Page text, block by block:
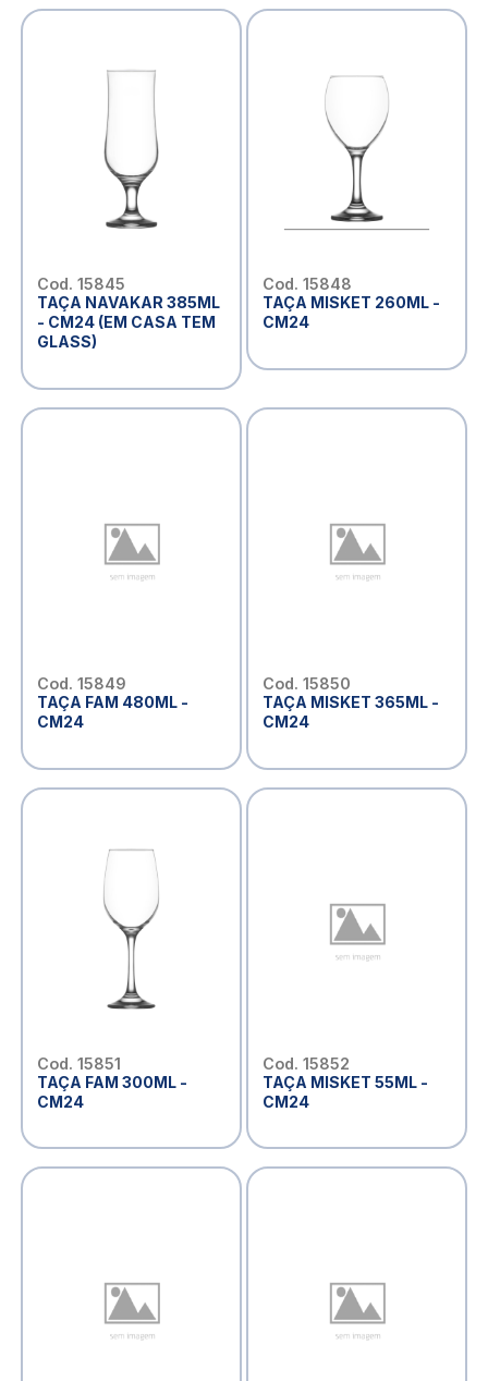
Cod. 15845
TAÇA NAVAKAR 385ML
- CM24 (EM CASA TEM
GLASS)
Cod. 15848
TAÇA MISKET 260ML -
CM24
Cod. 15849
TAÇA FAM 480ML -
CM24
Cod. 15850
TAÇA MISKET 365ML -
CM24
Cod. 15851
TAÇA FAM 300ML -
CM24
Cod. 15852
TAÇA MISKET 55ML -
CM24